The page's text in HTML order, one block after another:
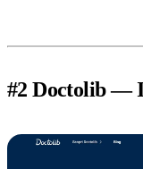
#2 Doctolib —